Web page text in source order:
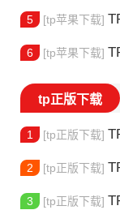
5 [tp苹果下载]
6 [tp苹果下载]
tp正版下载
1 [tp正版下载]
2 [tp正版下载]
3 [tp正版下载]